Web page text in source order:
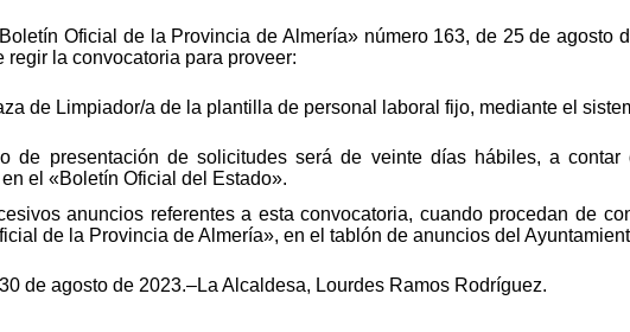
Oficial de la Provincia de Almería» número 163, de 25 de agosto
regir la convocatoria para proveer:
de Limpiador/a de la plantilla de personal laboral fijo, mediante el
de presentación de solicitudes será de veinte días hábiles, a
el «Boletín Oficial del Estado».
anuncios referentes a esta convocatoria, cuando procedan de
de la Provincia de Almería», en el tablón de anuncios del
de agosto de 2023.–La Alcaldesa, Lourdes Ramos Rodríguez.